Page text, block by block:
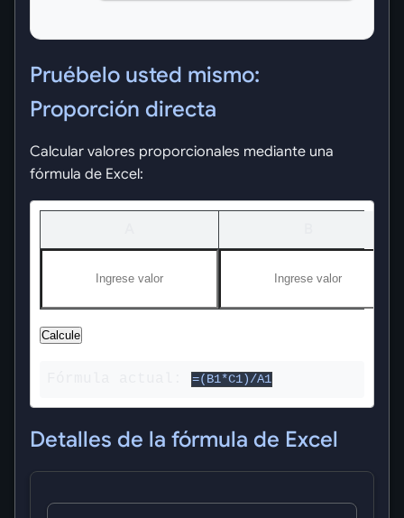
Pruébelo usted mismo:
Proporción directa
Calcular valores proporcionales mediante una
fórmula de Excel:
Calcule
=(B1*C1)/A1
Detalles de la fórmula de Excel